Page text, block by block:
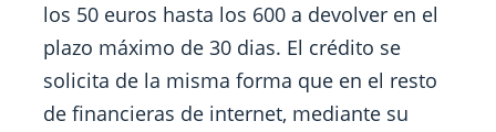
los 50 euros hasta los 600 a devolver en el
plazo máximo de 30 dias. El crédito se
solicita de la misma forma que en el resto
de financieras de internet, mediante su